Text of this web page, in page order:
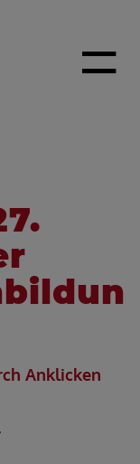
Anklicken